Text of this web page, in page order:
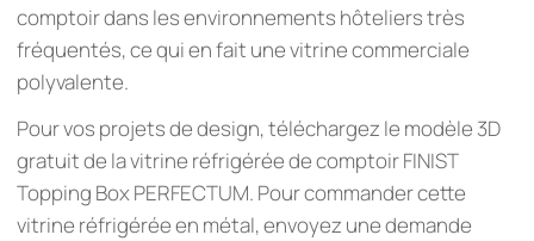
comptoir dans les environnements hôteliers très
fréquentés, ce qui en fait une vitrine commerciale
polyvalente.
Pour vos projets de design, téléchargez le modèle 3D
gratuit de la vitrine réfrigérée de comptoir FINIST
Topping Box PERFECTUM. Pour commander cette
vitrine réfrigérée en métal, envoyez une demande